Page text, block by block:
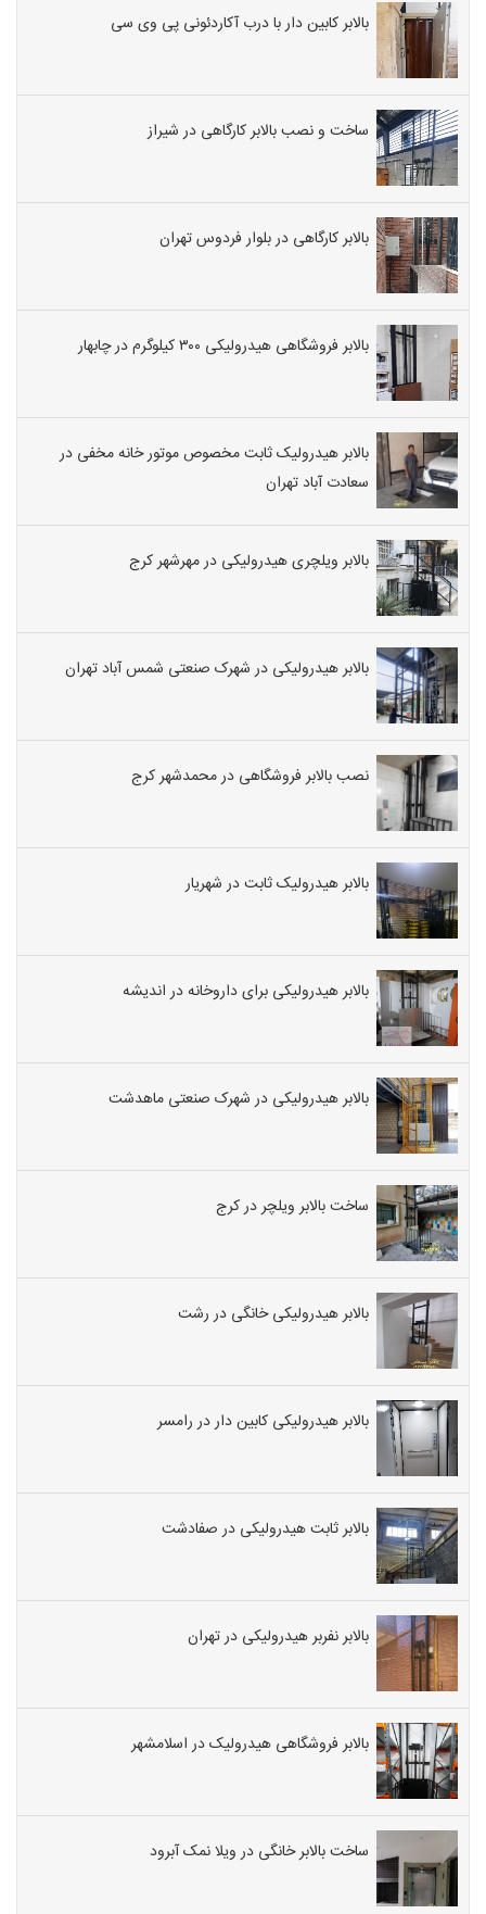
بالابر کابین دار با درب آکاردئونی پی وی سی
ساخت و نصب بالابر کارگاهی در شیراز
بالابر کارگاهی در بلوار فردوس تهران
بالابر فروشگاهی هیدرولیکی ۳۰۰ کیلوگرم در چابهار
بالابر هیدرولیک ثابت مخصوص موتور خانه مخفی در
سعادت آباد تهران
بالابر ویلچری هیدرولیکی در مهرشهر کرج
بالابر هیدرولیکی در شهرک صنعتی شمس آباد تهران
نصب بالابر فروشگاهی در محمدشهر کرج
بالابر هیدرولیک ثابت در شهریار
بالابر هیدرولیکی برای داروخانه در اندیشه
بالابر هیدرولیکی در شهرک صنعتی ماهدشت
ساخت بالابر ویلچر در کرج
بالابر هیدرولیکی خانگی در رشت
بالابر هیدرولیکی کابین دار در رامسر
بالابر ثابت هیدرولیکی در صفادشت
بالابر نفربر هیدرولیکی در تهران
بالابر فروشگاهی هیدرولیک در اسلامشهر
ساخت بالابر خانگی در ویلا نمک آبرود